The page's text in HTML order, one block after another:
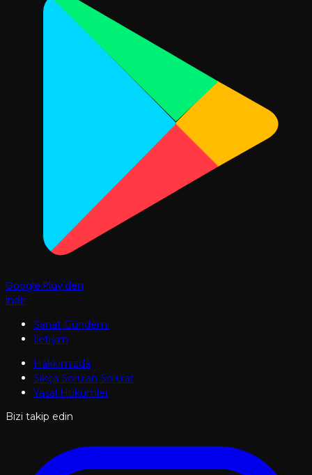
Google Play'den
İndir
Sanat Gündemi
İletişim
Hakkımızda
Sıkça Sorulan Sorular
Yasal Hükümler
Bizi takip edin